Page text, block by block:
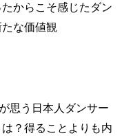
からこそ感じたダン
な価値観
思う日本人ダンサー
？得ることよりも内